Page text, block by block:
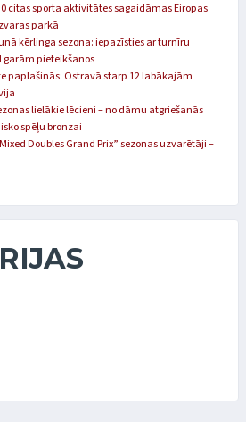
citas sporta aktivitātes sagaidāmas Eiropas
parkā
kērlinga sezona: iepazīsties ar turnīru
pieteikšanos
paplašinās: Ostravā starp 12 labākajām
lielākie lēcieni – no dāmu atgriešanās
spēļu bronzai
Doubles Grand Prix” sezonas uzvarētāji –